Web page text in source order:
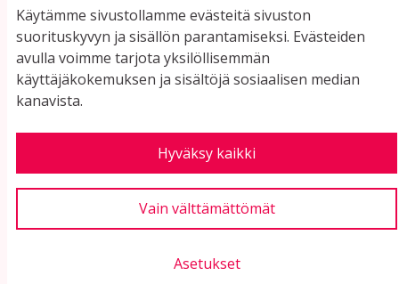
Käytämme sivustollamme evästeitä sivuston
suorituskyvyn ja sisällön parantamiseksi. Evästeiden
avulla voimme tarjota yksilöllisemmän
käyttäjäkokemuksen ja sisältöjä sosiaalisen median
kanavista.
Hyväksy kaikki
Vain välttämättömät
Asetukset
Sähköpostiosoitteet:
etunimi.sukunimi@riihimaki.fi
Yhteystiedot ja usein kysyttyä
Käyttöehdot
Evästeasetukset
Verkkosivusto luotuvapaan ohjelmiston